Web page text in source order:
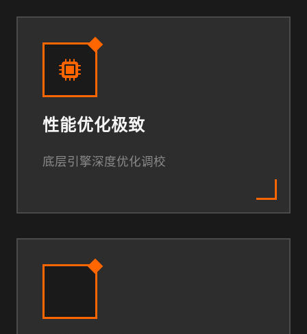
性能优化极致
底层引擎深度优化调校